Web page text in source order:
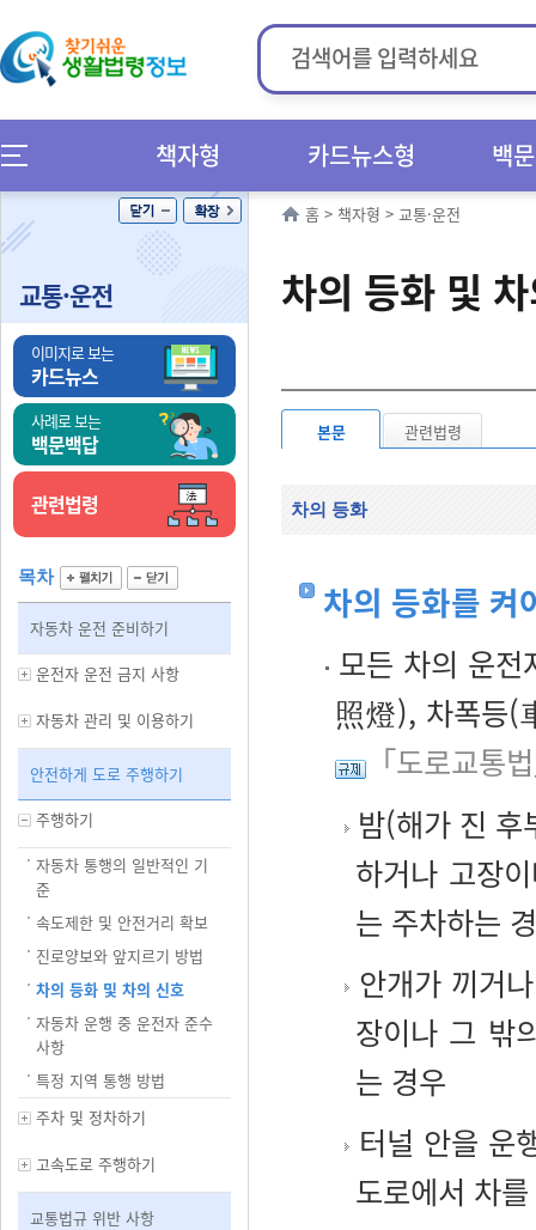
책자형 카드뉴스형 백
교통·운전
이미지로 보는
카드뉴스
사례로 보는
백문백답
관련법령
목차
자동차 운전 준비하기
운전자 운전 금지 사항
자동차 관리 및 이용하기
안전하게 도로 주행하기
주행하기
자동차 통행의 일반적인 기
준
속도제한 및 안전거리 확보
진로양보와 앞지르기 방법
차의 등화 및 차의 신호
자동차 운행 중 운전자 준수
사항
특정 지역 통행 방법
주차 및 정차하기
고속도로 주행하기
교통법규 위반 사항
홈 > 책자형 > 교통·운전
차의 등화 및
본문 관련법령
차의 등화
차의 등화를 켜
모든 차의 운
照燈), 차폭등(
「도로교통
밤(해가 진 후
하거나 고장
는 주차하는
안개가 끼거
장이나 그 밖
는 경우
터널 안을 운
도로에서 차